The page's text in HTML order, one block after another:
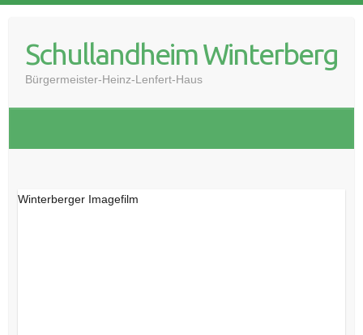
contentSchullandheim Winterberg
Bürgermeister-Heinz-Lenfert-Haus
Winterberger Imagefilm